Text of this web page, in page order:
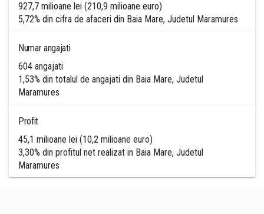
927,7 milioane lei (210,9 milioane euro)
5,72% din cifra de afaceri din Baia Mare, Judetul Maramures
Numar angajati
604 angajati
1,53% din totalul de angajati din Baia Mare, Judetul
Maramures
Profit
45,1 milioane lei (10,2 milioane euro)
3,30% din profitul net realizat in Baia Mare, Judetul
Maramures